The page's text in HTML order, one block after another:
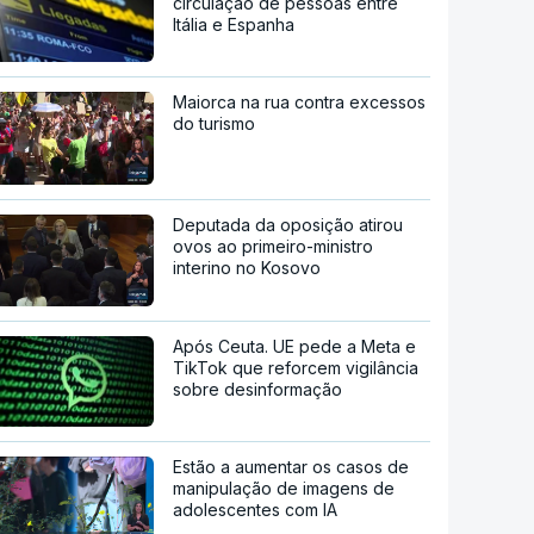
Itália e Espanha
Maiorca na rua contra excessos
do turismo
Deputada da oposição atirou
ovos ao primeiro-ministro
interino no Kosovo
Após Ceuta. UE pede a Meta e
TikTok que reforcem vigilância
sobre desinformação
Estão a aumentar os casos de
manipulação de imagens de
adolescentes com IA